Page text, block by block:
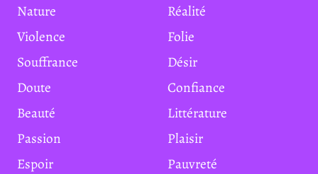
Nature
Réalité
Violence
Folie
Souffrance
Désir
Doute
Confiance
Beauté
Littérature
Passion
Plaisir
Espoir
Pauvreté